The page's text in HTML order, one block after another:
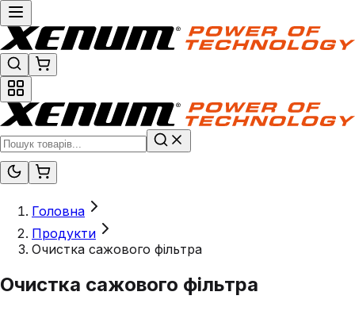
Головна
Продукти
Очистка сажового фільтра
Очистка сажового фільтра